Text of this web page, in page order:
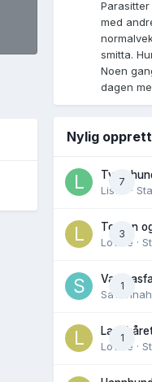
med
smitta.
Noen
dagen
Nylig
7
Tynn
Lisen
·
3
Torden
Lovise ·
1
Varm
Savannah
1
Lovise ·